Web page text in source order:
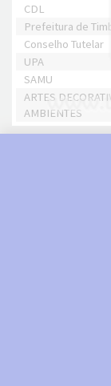
CDL
Prefeitura de
Conselho Tutelar
UPA
SAMU
ARTES
AMBIENTES